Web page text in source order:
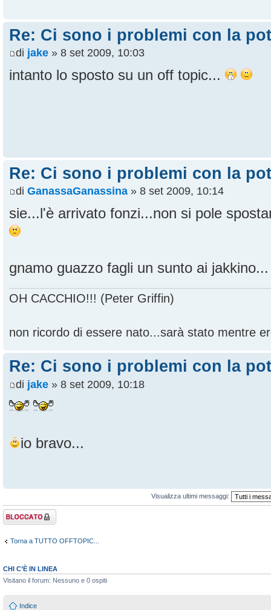
Re: Ci sono i problemi con la
di jake » 8 set 2009, 10:03
intanto lo sposto su un off topic...
Re: Ci sono i problemi con la
di GanassaGanassina » 8 set 2009, 10:14
sie...l'è arrivato fonzi...non si pole
gnamo guazzo fagli un sunto ai
OH CACCHIO!!! (Peter Griffin)
non ricordo di essere nato...sarà stato mentre
Re: Ci sono i problemi con la
di jake » 8 set 2009, 10:18
io bravo...
Visualizza ultimi messaggi:
Argomento
bloccato
Torna a TUTTO OFFTOPIC...
CHI C’È IN LINEA
Visitano il forum: Nessuno e 0 ospiti
Indice